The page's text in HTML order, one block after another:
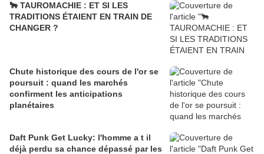
🐂 TAUROMACHIE : ET SI LES
TRADITIONS ÉTAIENT EN TRAIN DE
CHANGER ?
Chute historique des cours de l'or se
poursuit : quand les marchés
confirment les anticipations
planétaires
Daft Punk Get Lucky: l'homme a t il
déjà perdu sa chance dépassé par les